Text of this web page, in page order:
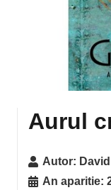
Aurul
Autor:
An aparitie: